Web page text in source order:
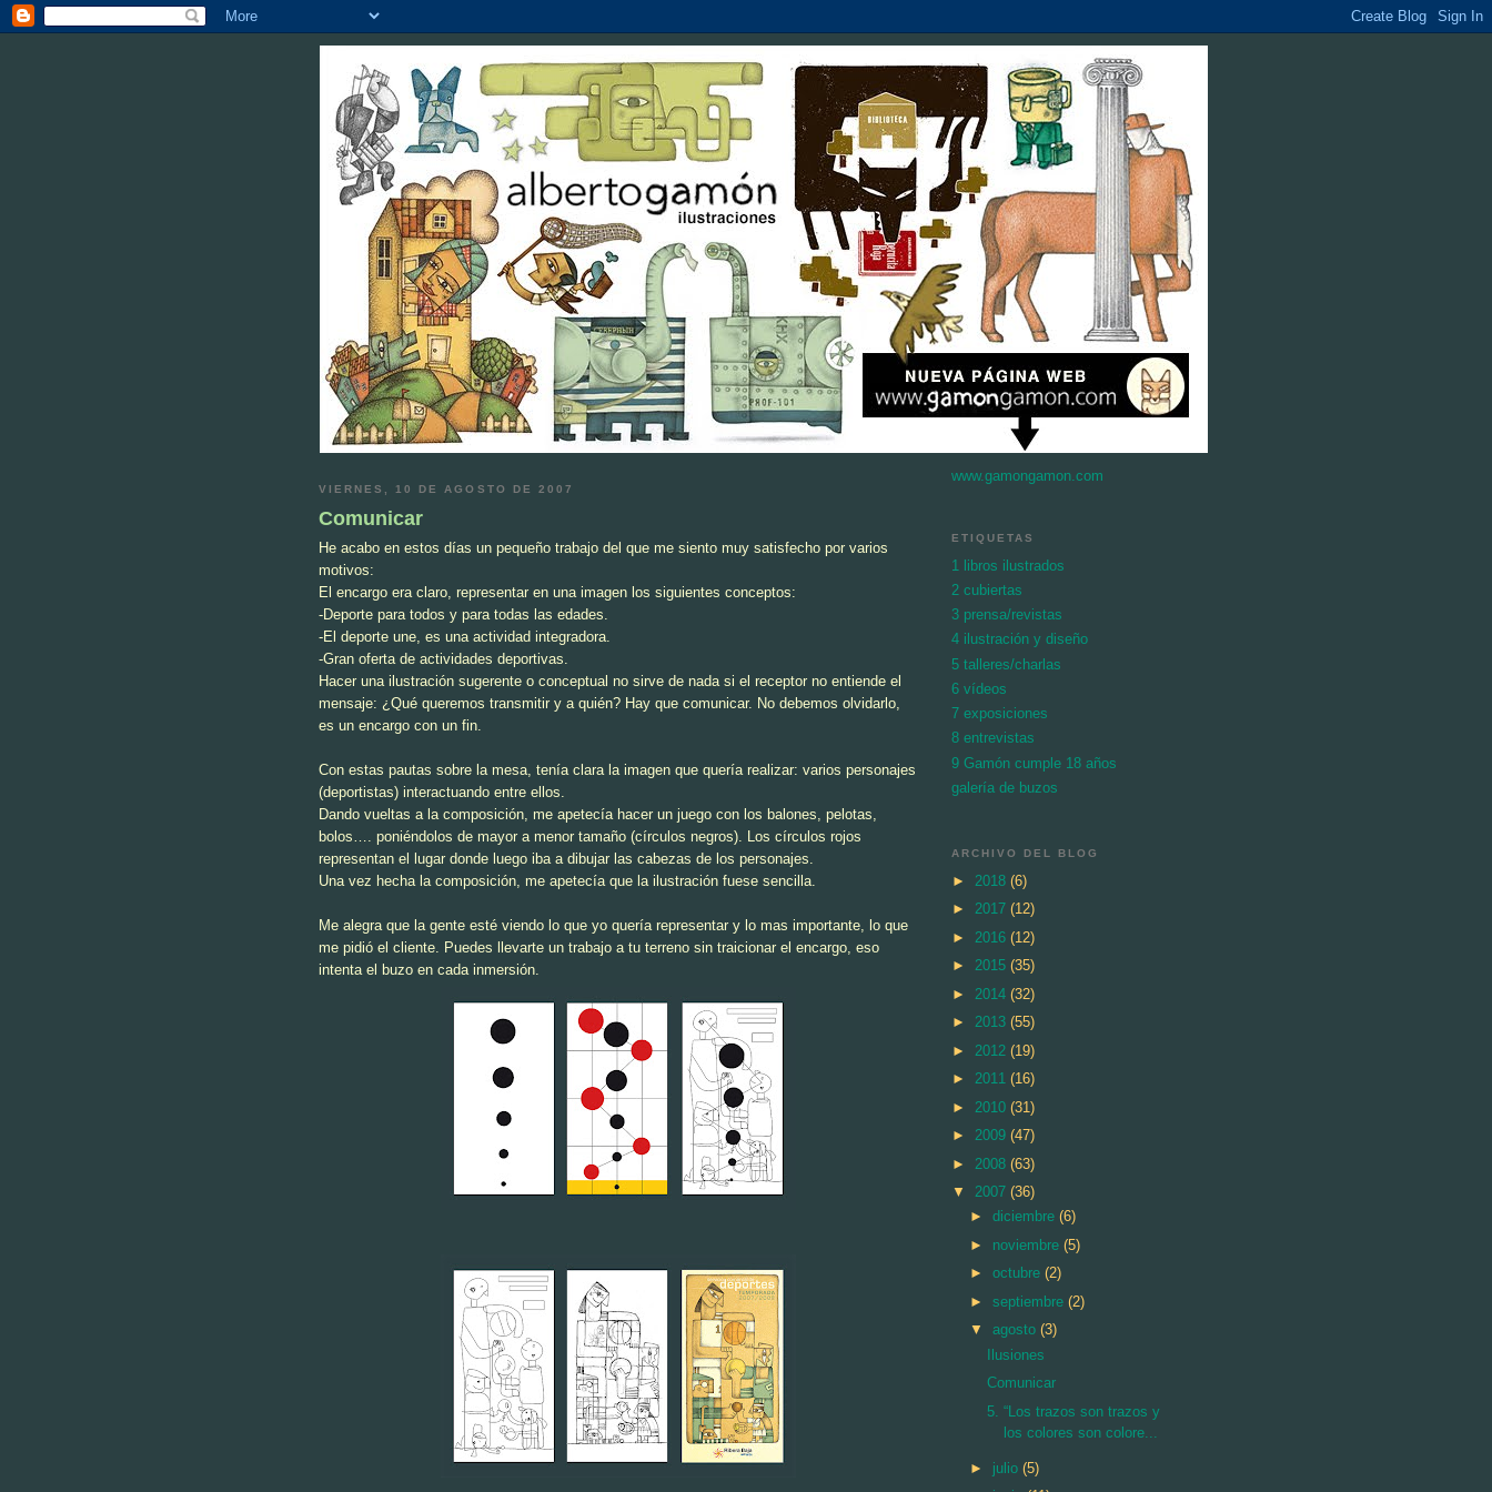
VIERNES, 10 DE AGOSTO DE 2007
Comunicar
He acabo en estos días un pequeño trabajo del que me siento muy satisfecho por varios
motivos:
El encargo era claro, representar en una imagen los siguientes conceptos:
-Deporte para todos y para todas las edades.
-El deporte une, es una actividad integradora.
-Gran oferta de actividades deportivas.
Hacer una ilustración sugerente o conceptual no sirve de nada si el receptor no entiende el
mensaje: ¿Qué queremos transmitir y a quién? Hay que comunicar. No debemos olvidarlo,
es un encargo con un fin.
Con estas pautas sobre la mesa, tenía clara la imagen que quería realizar: varios personajes
(deportistas) interactuando entre ellos.
Dando vueltas a la composición, me apetecía hacer un juego con los balones, pelotas,
bolos…. poniéndolos de mayor a menor tamaño (círculos negros). Los círculos rojos
representan el lugar donde luego iba a dibujar las cabezas de los personajes.
Una vez hecha la composición, me apetecía que la ilustración fuese sencilla.
Me alegra que la gente esté viendo lo que yo quería representar y lo mas importante, lo que
me pidió el cliente. Puedes llevarte un trabajo a tu terreno sin traicionar el encargo, eso
intenta el buzo en cada inmersión.
www.gamongamon.com
ETIQUETAS
1 libros ilustrados
2 cubiertas
3 prensa/revistas
4 ilustración y diseño
5 talleres/charlas
6 vídeos
7 exposiciones
8 entrevistas
9 Gamón cumple 18 años
galería de buzos
ARCHIVO DEL BLOG
► 2018 (6)
► 2017 (12)
► 2016 (12)
► 2015 (35)
► 2014 (32)
► 2013 (55)
► 2012 (19)
► 2011 (16)
► 2010 (31)
► 2009 (47)
► 2008 (63)
▼ 2007 (36)
► diciembre (6)
► noviembre (5)
► octubre (2)
► septiembre (2)
▼ agosto (3)
Ilusiones
Comunicar
5. “Los trazos son trazos y
los colores son colore...
► julio (5)